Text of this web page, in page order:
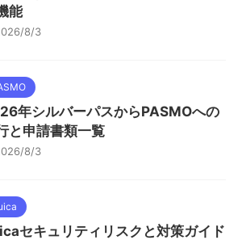
能
8/3
年シルバーパスからPASMOへの
と申請書類一覧
8/3
セキュリティリスクと対策ガイド